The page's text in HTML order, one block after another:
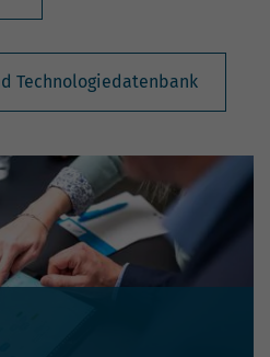
Technologiedatenbank